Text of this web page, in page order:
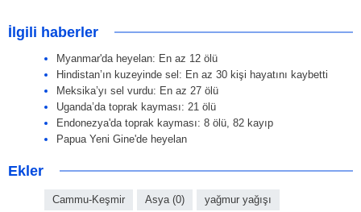
İlgili haberler
Myanmar'da heyelan: En az 12 ölü
Hindistan’ın kuzeyinde sel: En az 30 kişi hayatını kaybetti
Meksika’yı sel vurdu: En az 27 ölü
Uganda’da toprak kayması: 21 ölü
Endonezya'da toprak kayması: 8 ölü, 82 kayıp
Papua Yeni Gine'de heyelan
Ekler
Cammu-Keşmir Asya (0) yağmur yağışı